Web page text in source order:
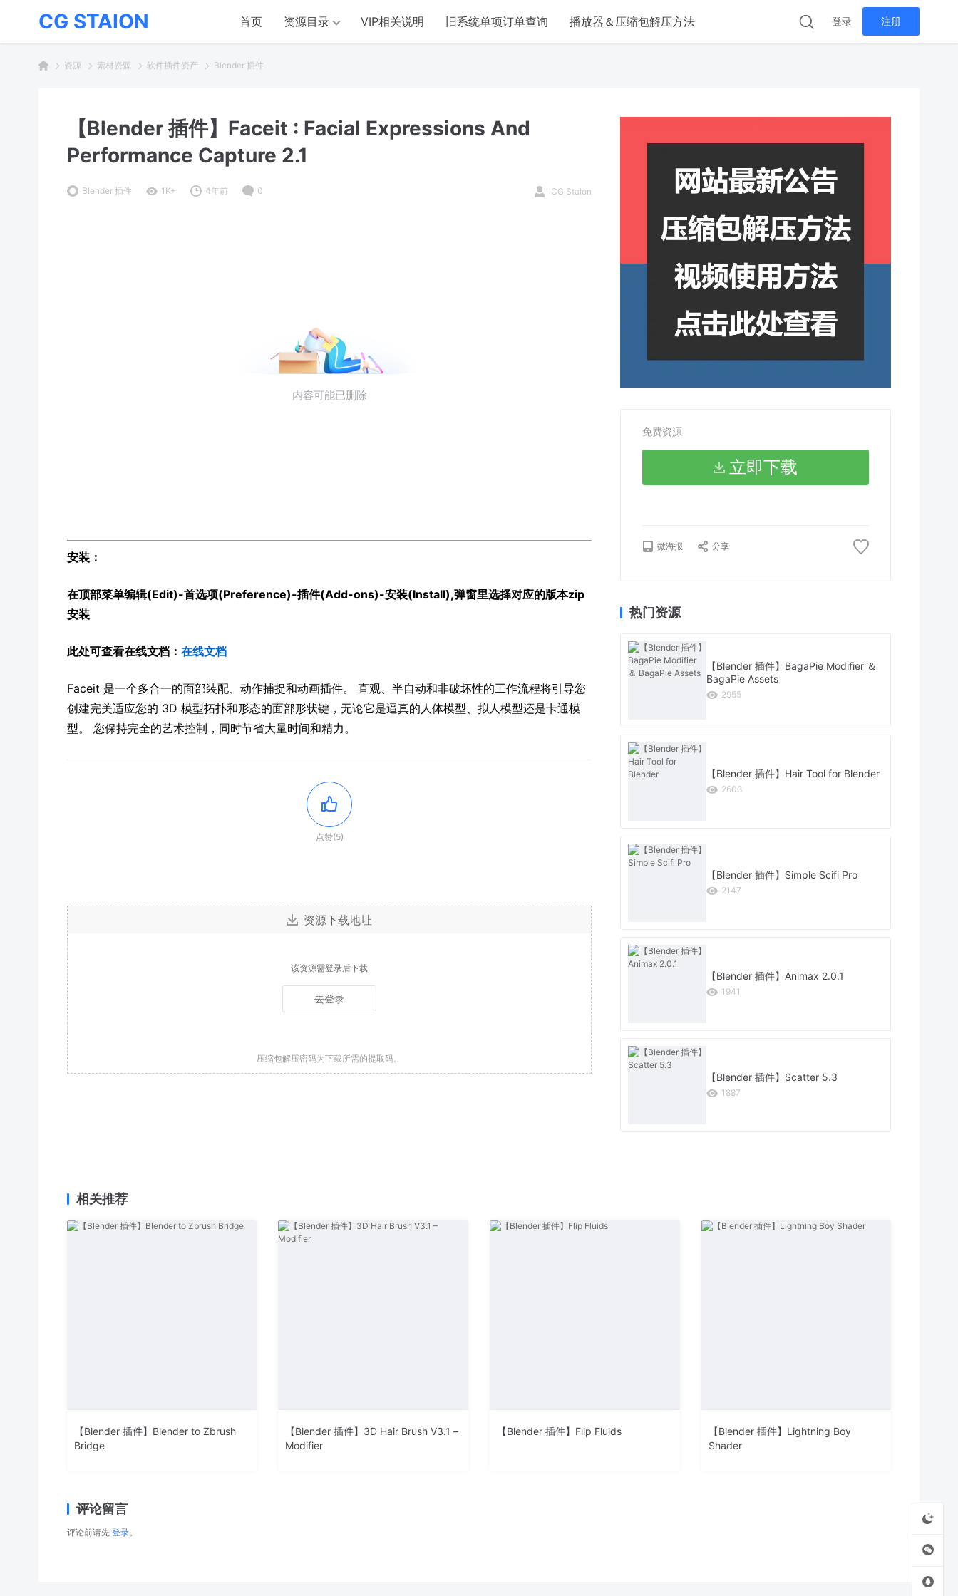
CG STAION 首页 资源目录 VIP相关说明 旧系统单项订单查询 播放器＆压缩包解压方法 登录 注册
资源 素材资源 软件插件资产 Blender 插件
【Blender 插件】Faceit : Facial Expressions And
Performance Capture 2.1
Blender 插件 1K+ 4年前 0 CG Staion
安装：
在顶部菜单编辑(Edit)-首选项(Preference)-插件(Add-ons)-安装(Install),弹窗里选择对应的版本zip
安装
此处可查看在线文档： 在线文档
Faceit 是一个多合一的面部装配、动作捕捉和动画插件。 直观、半自动和非破坏性的工作流程将引导您
创建完美适应您的 3D 模型拓扑和形态的面部形状键，无论它是逼真的人体模型、拟人模型还是卡通模
型。 您保持完全的艺术控制，同时节省大量时间和精力。
点赞(5)
资源下载地址
该资源需登录后下载
去登录
压缩包解压密码为下载所需的提取码。
免费资源
立即下载
微海报 分享
热门资源
【Blender 插件】BagaPie Modifier ＆
BagaPie Assets
2955
【Blender 插件】Hair Tool for Blender
2603
【Blender 插件】Simple Scifi Pro
2147
【Blender 插件】Animax 2.0.1
1941
【Blender 插件】Scatter 5.3
1887
相关推荐
【Blender 插件】Blender to Zbrush
Bridge
【Blender 插件】3D Hair Brush V3.1 –
Modifier
【Blender 插件】Flip Fluids
【Blender 插件】Lightning Boy
Shader
评论留言
评论前请先 登录。